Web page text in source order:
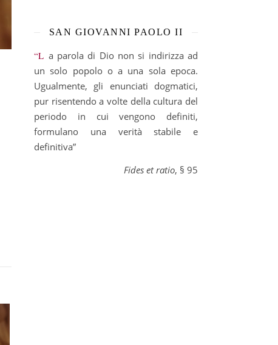
SAN GIOVANNI PAOLO II
“La parola di Dio non si indirizza ad
un solo popolo o a una sola epoca.
Ugualmente, gli enunciati dogmatici,
pur risentendo a volte della cultura del
periodo in cui vengono definiti,
formulano una verità stabile e
definitiva”
Fides et ratio, § 95